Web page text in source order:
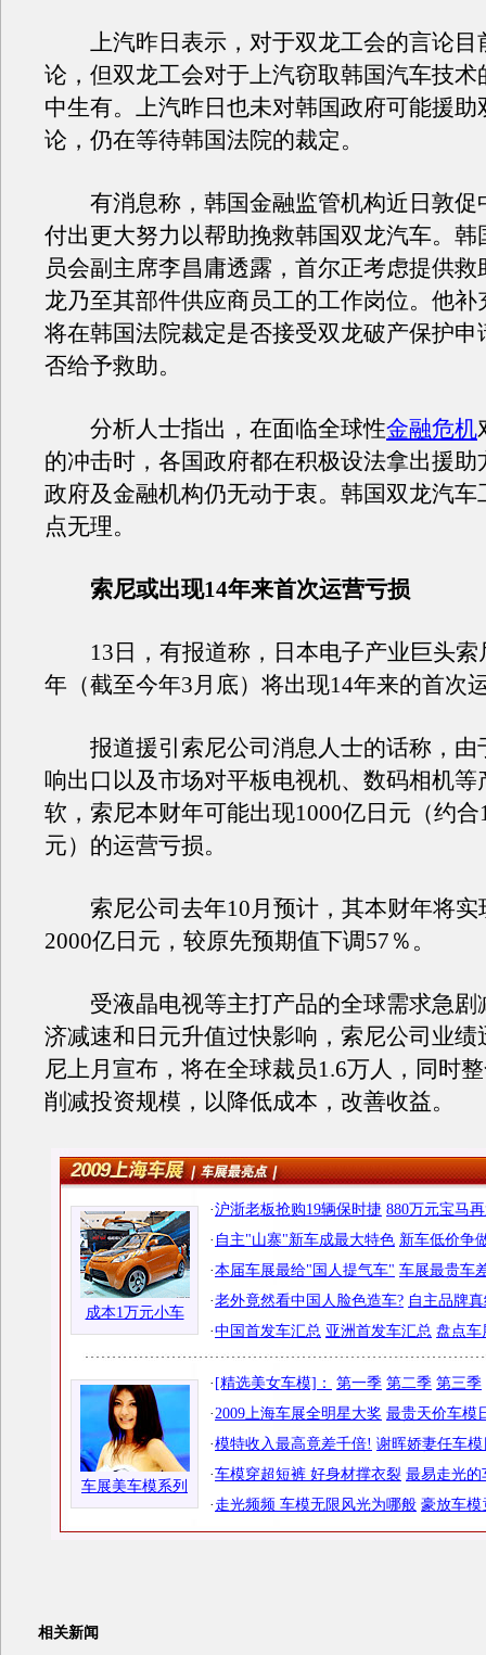
上汽昨日表示，对于双龙工会的言论目
论，但双龙工会对于上汽窃取韩国汽车技术
中生有。上汽昨日也未对韩国政府可能援助
论，仍在等待韩国法院的裁定。
有消息称，韩国金融监管机构近日敦促
付出更大努力以帮助挽救韩国双龙汽车。韩
员会副主席李昌庸透露，首尔正考虑提供救
龙乃至其部件供应商员工的工作岗位。他补
将在韩国法院裁定是否接受双龙破产保护申
否给予救助。
分析人士指出，在面临全球性金融危机
的冲击时，各国政府都在积极设法拿出援助
政府及金融机构仍无动于衷。韩国双龙汽车
点无理。
索尼或出现14年来首次运营亏损
13日，有报道称，日本电子产业巨头索
年（截至今年3月底）将出现14年来的首次
报道援引索尼公司消息人士的话称，由
响出口以及市场对平板电视机、数码相机等
软，索尼本财年可能出现1000亿日元（约合
元）的运营亏损。
索尼公司去年10月预计，其本财年将实
2000亿日元，较原先预期值下调57％。
受液晶电视等主打产品的全球需求急剧
济减速和日元升值过快影响，索尼公司业绩
尼上月宣布，将在全球裁员1.6万人，同时
削减投资规模，以降低成本，改善收益。
成本1万元小车
·沪浙老板抢购19辆保时捷 880万元宝马
· 自主"山寨"新车成最大特色 新车低价争
·本届车展最给"国人提气车" 车展最贵车
·老外竟然看中国人脸色造车? 自主品牌
·中国首发车汇总 亚洲首发车汇总 盘点车
车展美车模系列
· [精选美女车模]： 第一季 第二季 第三季
·2009上海车展全明星大奖 最贵天价车模
·模特收入最高竟差千倍! 谢晖娇妻任车
·车模穿超短裤 好身材撑衣裂 最易走光的
· 走光频频 车模无限风光为哪般 豪放车模
相关新闻